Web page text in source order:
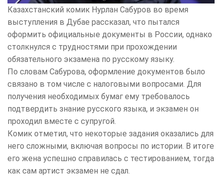
Казахстанский комик Нурлан Сабуров во время
выступления в Дубае рассказал, что пытался
оформить официальные документы в России, однако
столкнулся с трудностями при прохождении
обязательного экзамена по русскому языку.
По словам Сабурова, оформление документов было
связано в том числе с налоговыми вопросами. Для
получения необходимых бумаг ему требовалось
подтвердить знание русского языка, и экзамен он
проходил вместе с супругой.
Комик отметил, что некоторые задания оказались для
него сложными, включая вопросы по истории. В итоге
его жена успешно справилась с тестированием, тогда
как сам артист экзамен не сдал.